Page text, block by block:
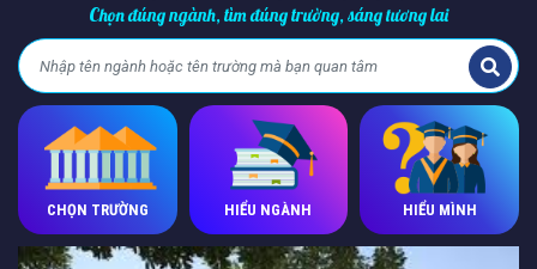
Chọn đúng ngành, tìm đúng trường, sáng tương lai
HIỂU MÌNH
HIỂU NGÀNH
CHỌN TRƯỜNG